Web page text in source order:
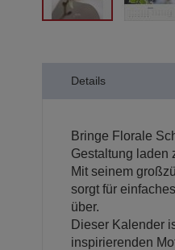
Bildergalerie
Details
Bringe Florale
Gestaltung laden
Mit seinem
sorgt für
über.
Dieser Kalender
inspirierenden